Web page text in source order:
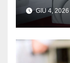
GIU 4, 2026